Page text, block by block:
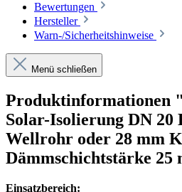
Bewertungen
Hersteller
Warn-/Sicherheitshinweise
Menü schließen
Produktinformationen
Solar-Isolierung DN 20
Wellrohr oder 28 mm
Dämmschichtstärke 25
Einsatzbereich: